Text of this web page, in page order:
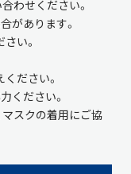
わせください。
があります。
い。
ださい。
ください。
マスクの着用にご協